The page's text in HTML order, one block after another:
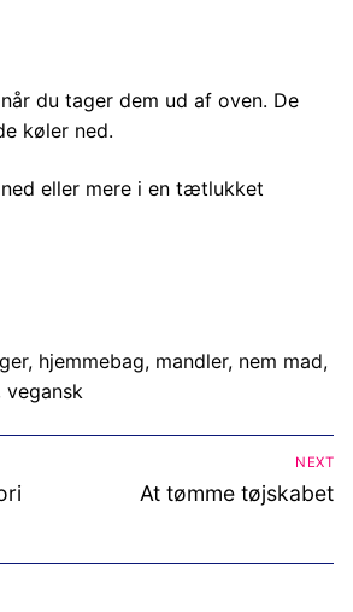
du tager dem ud af oven. De
køler ned.
eller mere i en tætlukket
, hjemmebag, mandler, nem mad,
vegansk
NEXT
Next
At tømme tøjskabet